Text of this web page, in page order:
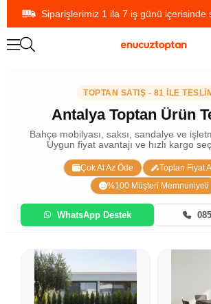
Siparişlerimiz 1 ila 7 iş günü içerisinde
TOPTAN SATIŞ - 81 İLE
Antalya Toptan Ürün
Bahçe mobilyası, saksı, sandalye ve
Uygun fiyat avantajı ve hızlı kargo
Çok Al Az Öde
Toptan Fiyat
%100 Müşteri Memnuniyeti
WhatsApp Destek